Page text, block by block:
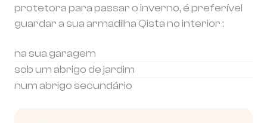
protetora para passar o inverno, é preferível
guardar a sua armadilha Qista no interior :
na sua garagem
sob um abrigo de jardim
num abrigo secundário